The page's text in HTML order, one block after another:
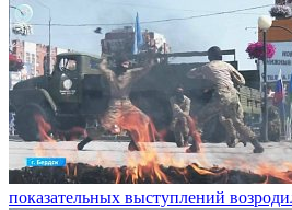
показательных выступлений